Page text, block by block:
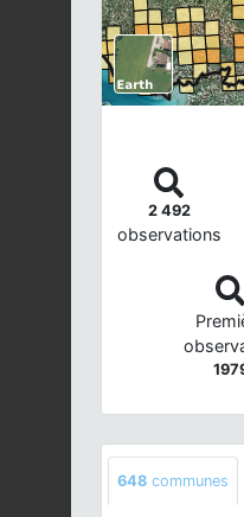
2 492
observations
648 communes